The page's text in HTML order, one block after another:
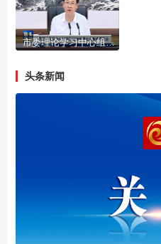
市委理论学习中心组举行2026年第七次集体学习会
头条新闻